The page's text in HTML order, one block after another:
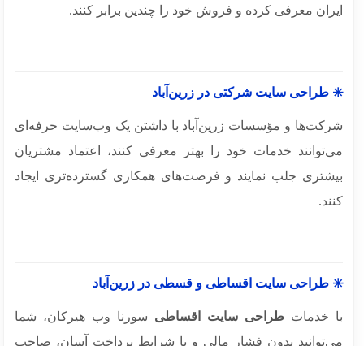
معرفی کرده و فروش خود را چندین برابر کنند.
سایت شرکتی در زرین‌آباد
و مؤسسات زرین‌آباد با داشتن یک وب‌سایت حرفه‌ای
خدمات خود را بهتر معرفی کنند، اعتماد مشتریان
جلب نمایند و فرصت‌های همکاری گسترده‌تری ایجاد
سایت اقساطی و قسطی در زرین‌آباد
خدماتطراحی سایت اقساطیسورنا وب هیرکان، شما
بدون فشار مالی و با شرایط پرداخت آسان، صاحب